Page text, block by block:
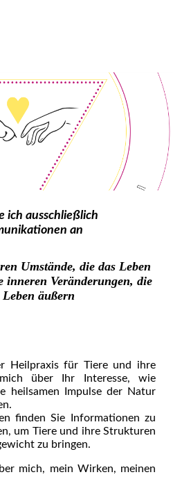
ich ausschließlich
an
Umstände, die das Leben
inneren Veränderungen, die
äußern
Heilpraxis für Tiere und ihre
über Ihr Interesse, wie
heilsamen Impulse der Natur
finden Sie Informationen zu
um Tiere und ihre Strukturen
zu bringen.
mich, mein Wirken, meinen